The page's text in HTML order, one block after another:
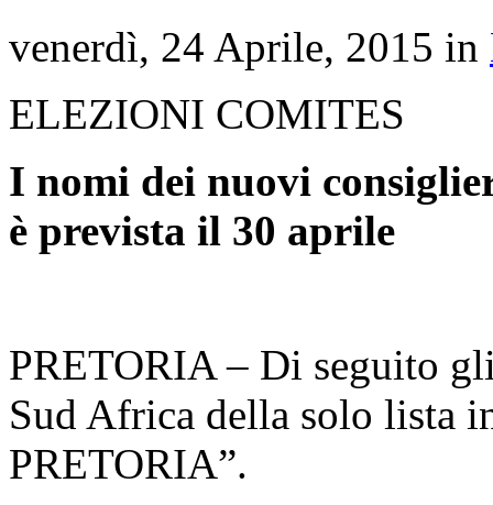
venerdì, 24 Aprile, 2015 in
ELEZIONI COMITES
I nomi dei nuovi
è prevista il 30 aprile
PRETORIA – Di seguito
Sud Africa della solo lista
PRETORIA”.